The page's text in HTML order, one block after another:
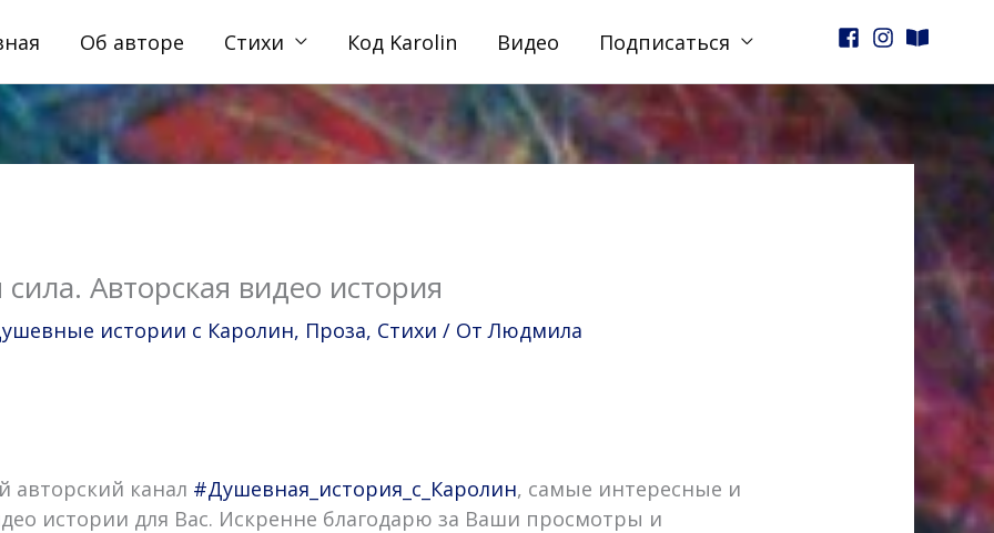
Об авторе Стихи Код Karolin Видео Подписаться
Авторская видео история
истории с Каролин, Проза, Стихи / ОтЛюдмила
авторский канал #Душевная_история_c_Каролин​, самые интересные и
истории для Вас. Искренне благодарю за Ваши просмотры и